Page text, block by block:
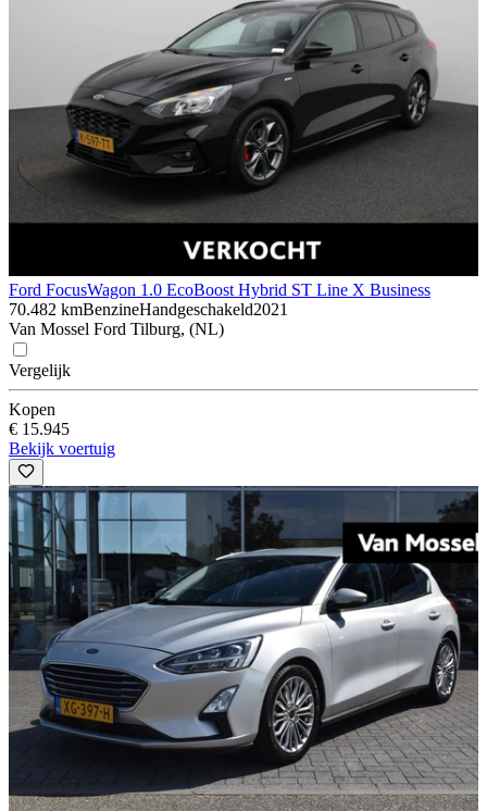
Ford FocusWagon 1.0 EcoBoost Hybrid ST Line X Business
70.482 kmBenzineHandgeschakeld2021
Van Mossel Ford Tilburg, (NL)
Vergelijk
Kopen
€ 15.945
Bekijk voertuig